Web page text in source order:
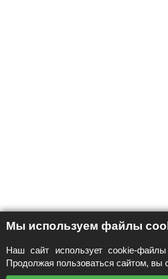
Мы используем файлы
Наш сайт использует cookie-
Продолжая пользоваться сайтом, вы